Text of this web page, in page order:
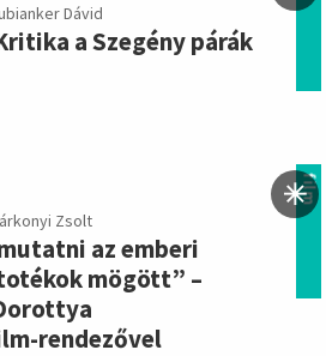
Dávid
a Szegény párák
film
Zsolt
az emberi
mögött” –
rendezővel